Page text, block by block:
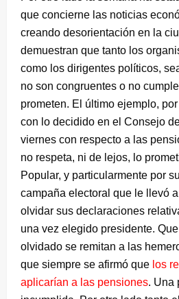
que concierne las noticias
creando desorientación en la
demuestran que tanto los
como los dirigentes políticos,
no son congruentes o no
prometen. El último ejemplo,
con lo decidido en el Consejo
viernes con respecto a las
no respeta, ni de lejos, lo
Popular, y particularmente por su
campaña electoral que le llevó
olvidar sus declaraciones
una vez elegido presidente.
olvidado se remitan a las
que siempre se afirmó que los
aplicarían a las pensiones. Una